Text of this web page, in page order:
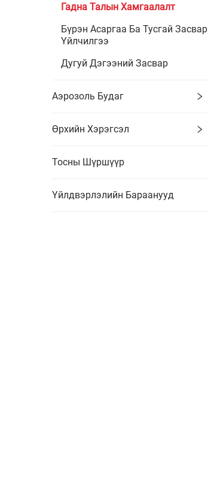
Гадна Талын Хамгаалалт
Бүрэн Асаргаа Ба Тусгай Засвар
Үйлчилгээ
Дугуй Дэгээний Засвар
Аэрозоль Будаг
Өрхийн Хэрэгсэл
Тосны Шүршүүр
Үйлдвэрлэлийн Бараанууд